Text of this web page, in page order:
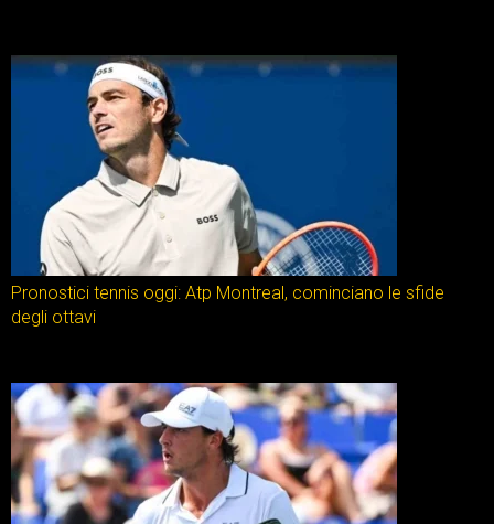
Pronostici tennis oggi: Atp Montreal, cominciano le sfide
degli ottavi